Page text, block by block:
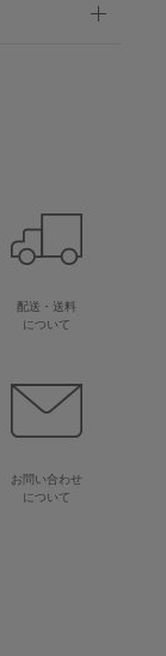
配送・送料
について
お問い合わせ
について